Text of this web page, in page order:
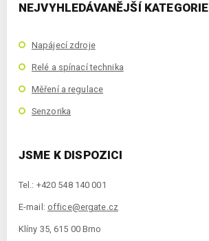
NEJVYHLEDÁVANĚJŠÍ KATEGORIE
Napájecí zdroje
Relé a spínací technika
Měření a regulace
Senzorika
JSME K DISPOZICI
Tel.: +420 548 140 001
E-mail: office@ergate.cz
Klíny 35, 615 00 Brno